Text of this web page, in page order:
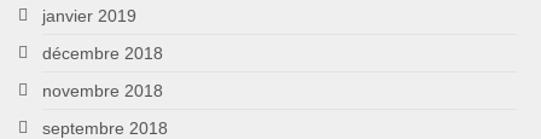
janvier 2019
décembre 2018
novembre 2018
septembre 2018